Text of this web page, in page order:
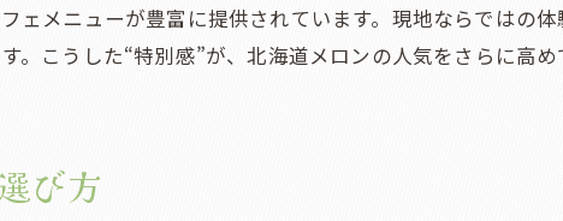
富良野メロンの選び方
いメロン選びの秘訣
土産に選ばれるポイント
ェメニューが豊富に提供されています。現地ならではの体
こうした“特別感”が、北海道メロンの人気をさらに高め
び方